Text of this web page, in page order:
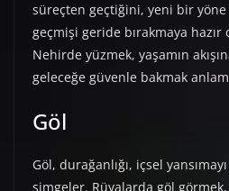
süreçten geçtiğini, yeni bir
geçmişi geride bırakmaya
Nehirde yüzmek, yaşamın
geleceğe güvenle bakmak
Göl
Göl, durağanlığı, içsel
simgeler. Rüyalarda göl